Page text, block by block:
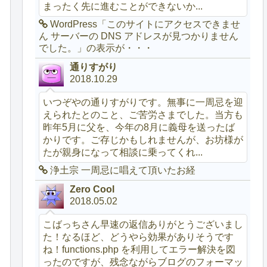
まったく先に進むことができないか...
WordPress「このサイトにアクセスできませ
ん サーバーの DNS アドレスが見つかりません
でした。」の表示が・・・
通りすがり
2018.10.29
いつぞやの通りすがりです。無事に一周忌を迎
えられたとのこと、ご苦労さまでした。当方も
昨年5月に父を、今年の8月に義母を送ったば
かりです。ご存じかもしれませんが、お坊様が
たが親身になって相談に乗ってくれ...
浄土宗 一周忌に唱えて頂いたお経
Zero Cool
2018.05.02
こばっちさん早速の返信ありがとうございまし
た！なるほど、どうやら効果がありそうです
ね！functions.php を利用してエラー解決を図
ったのですが、残念ながらブログのフォーマッ